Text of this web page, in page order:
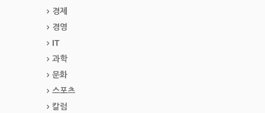
경제
경영
IT
과학
문화
스포츠
칼럼